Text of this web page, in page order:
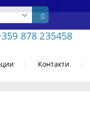
878 235458
Контакти